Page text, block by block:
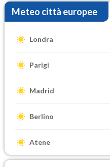
Meteo città europee
Londra
Parigi
Madrid
Berlino
Atene